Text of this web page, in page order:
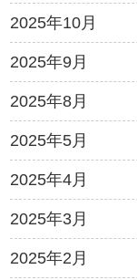
2025年10月
2025年9月
2025年8月
2025年5月
2025年4月
2025年3月
2025年2月